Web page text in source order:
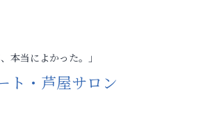
本当によかった。」
ト・芦屋サロン